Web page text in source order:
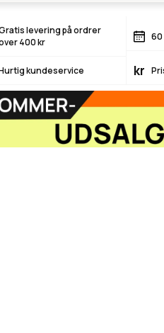
levering på ordrer
400 kr
kundeservice kr